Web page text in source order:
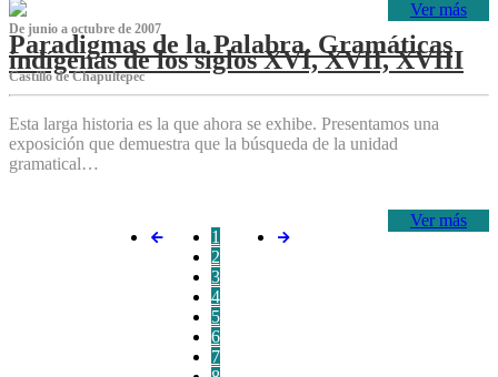
Ver más
De junio a octubre de 2007
Paradigmas de la Palabra. Gramáticas
indígenas de los siglos XVI, XVII, XVIII
Castillo de Chapultepec
Esta larga historia es la que ahora se exhibe. Presentamos una
exposición que demuestra que la búsqueda de la unidad
gramatical…
Ver más
1
2
3
4
5
6
7